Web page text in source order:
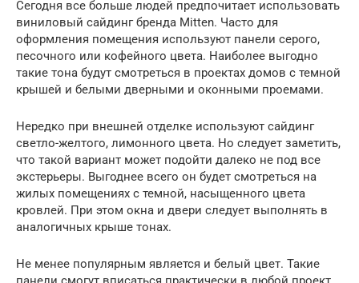
Сегодня все больше людей предпочитает использовать
виниловый сайдинг бренда Mitten. Часто для
оформления помещения используют панели серого,
песочного или кофейного цвета. Наиболее выгодно
такие тона будут смотреться в проектах домов с темной
крышей и белыми дверными и оконными проемами.
Нередко при внешней отделке используют сайдинг
светло-желтого, лимонного цвета. Но следует заметить,
что такой вариант может подойти далеко не под все
экстерьеры. Выгоднее всего он будет смотреться на
жилых помещениях с темной, насыщенного цвета
кровлей. При этом окна и двери следует выполнять в
аналогичных крыше тонах.
Не менее популярным является и белый цвет. Такие